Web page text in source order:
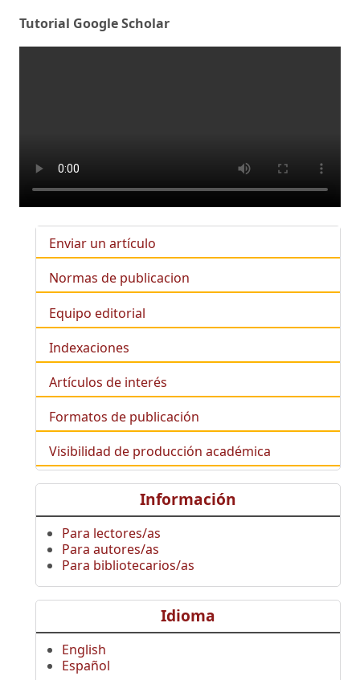
Tutorial Google Scholar
Enviar un artículo
Normas de publicacion
Equipo editorial
Indexaciones
Artículos de interés
Formatos de publicación
Visibilidad de producción académica
Información
Para lectores/as
Para autores/as
Para bibliotecarios/as
Idioma
English
Español